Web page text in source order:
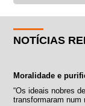
NOTÍCIAS
Moralidade e
“Os ideais nobres
transformaram num